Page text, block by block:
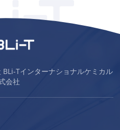
Tインターナショナルケミカル
会社